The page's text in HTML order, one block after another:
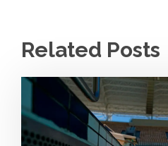
Related Posts